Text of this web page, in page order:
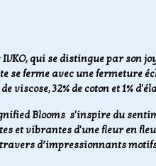
qui se distingue par son
se ferme avec une fermeture
viscose, 32% de coton et 1%
Blooms s'inspire du
et vibrantes d'une fleur en
d’impressionnants